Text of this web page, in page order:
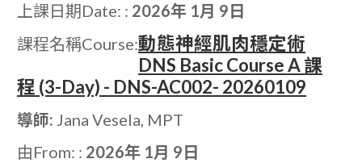
上課日期Date: : 2026年 1月 9日
課程名稱Course:動態神經肌肉穩定術
DNS Basic Course A 課
程 (3-Day) - DNS-AC002- 20260109
導師: Jana Vesela, MPT
由From: : 2026年 1月 9日